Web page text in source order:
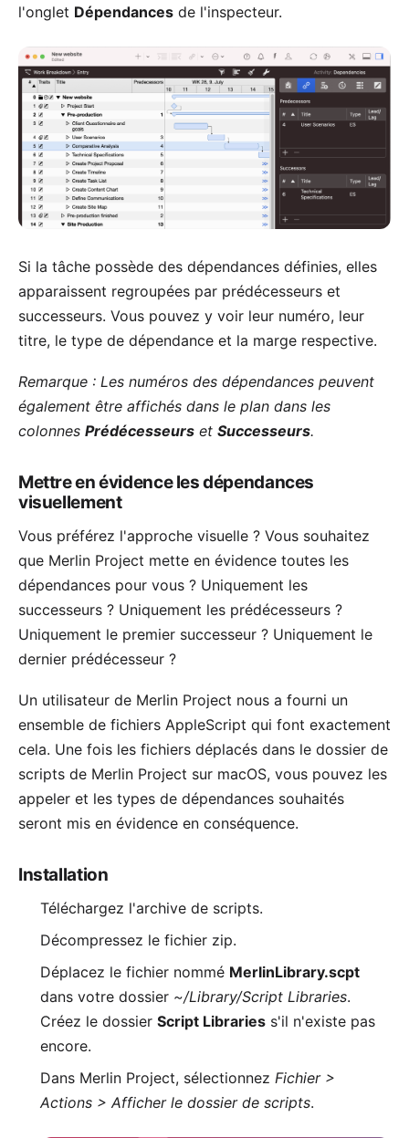
l'onglet Dépendances de l'inspecteur.
Si la tâche possède des dépendances définies, elles
apparaissent regroupées par prédécesseurs et
successeurs. Vous pouvez y voir leur numéro, leur
titre, le type de dépendance et la marge respective.
Remarque : Les numéros des dépendances peuvent
également être affichés dans le plan dans les
colonnes Prédécesseurs et Successeurs.
Mettre en évidence les dépendances
visuellement
Vous préférez l'approche visuelle ? Vous souhaitez
que Merlin Project mette en évidence toutes les
dépendances pour vous ? Uniquement les
successeurs ? Uniquement les prédécesseurs ?
Uniquement le premier successeur ? Uniquement le
dernier prédécesseur ?
Un utilisateur de Merlin Project nous a fourni un
ensemble de fichiers AppleScript qui font exactement
cela. Une fois les fichiers déplacés dans le dossier de
scripts de Merlin Project sur macOS, vous pouvez les
appeler et les types de dépendances souhaités
seront mis en évidence en conséquence.
Installation
Téléchargez l'archive de scripts.
Décompressez le fichier zip.
Déplacez le fichier nommé MerlinLibrary.scpt
dans votre dossier ~/Library/Script Libraries.
Créez le dossier Script Libraries s'il n'existe pas
encore.
Dans Merlin Project, sélectionnez Fichier >
Actions > Afficher le dossier de scripts.